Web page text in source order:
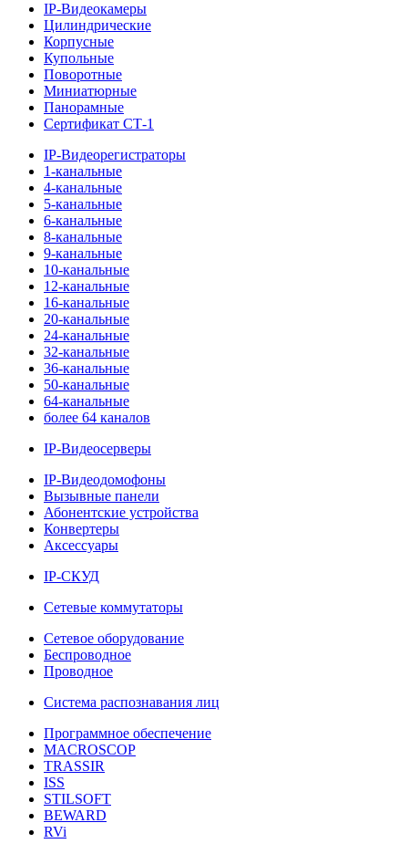
IP-Видеокамеры
Цилиндрические
Корпусные
Купольные
Поворотные
Миниатюрные
Панорамные
Сертификат СТ-1
IP-Видеорегистраторы
1-канальные
4-канальные
5-канальные
6-канальные
8-канальные
9-канальные
10-канальные
12-канальные
16-канальные
20-канальные
24-канальные
32-канальные
36-канальные
50-канальные
64-канальные
более 64 каналов
IP-Видеосерверы
IP-Видеодомофоны
Вызывные панели
Абонентские устройства
Конвертеры
Аксессуары
IP-СКУД
Сетевые коммутаторы
Сетевое оборудование
Беспроводное
Проводное
Система распознавания лиц
Программное обеспечение
MACROSCOP
TRASSIR
ISS
STILSOFT
BEWARD
RVi